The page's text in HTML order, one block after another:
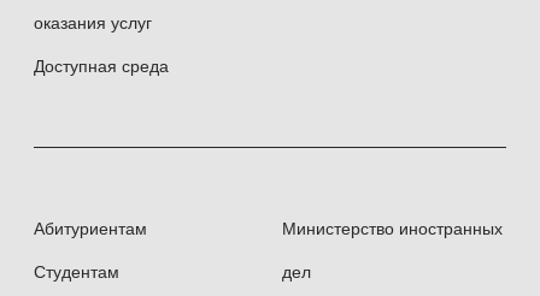
оказания услуг
Доступная среда
Абитуриентам
Студентам
Министерство иностранных
дел